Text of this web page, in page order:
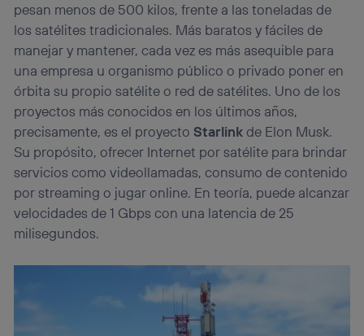
pesan menos de 500 kilos, frente a las toneladas de
los satélites tradicionales. Más baratos y fáciles de
manejar y mantener, cada vez es más asequible para
una empresa u organismo público o privado poner en
órbita su propio satélite o red de satélites. Uno de los
proyectos más conocidos en los últimos años,
precisamente, es el proyectoStarlinkde Elon Musk.
Su propósito, ofrecer Internet por satélite para brindar
servicios como videollamadas, consumo de contenido
por streaming o jugar online. En teoría, puede alcanzar
velocidades de 1 Gbps con una latencia de 25
milisegundos.